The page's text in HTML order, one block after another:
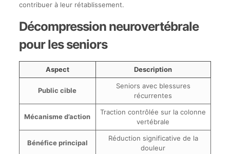
contribuer à leur rétablissement.
Décompression neurovertébrale
pour les seniors
Aspect Description
Public cible
Seniors avec blessures
récurrentes
Mécanisme d’action
Traction contrôlée sur la colonne
vertébrale
Bénéfice principal
Réduction significative de la
douleur